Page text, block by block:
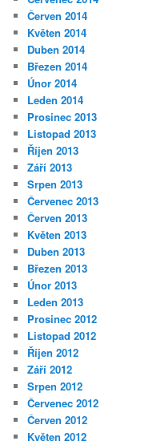
Červen 2014
Květen 2014
Duben 2014
Březen 2014
Únor 2014
Leden 2014
Prosinec 2013
Listopad 2013
Říjen 2013
Září 2013
Srpen 2013
Červenec 2013
Červen 2013
Květen 2013
Duben 2013
Březen 2013
Únor 2013
Leden 2013
Prosinec 2012
Listopad 2012
Říjen 2012
Září 2012
Srpen 2012
Červenec 2012
Červen 2012
Květen 2012